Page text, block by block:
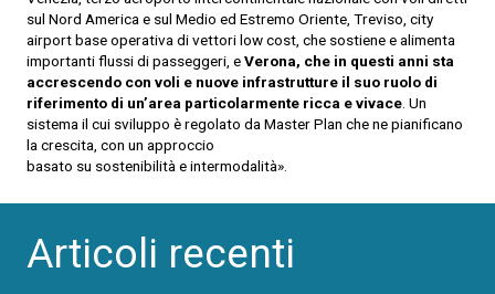
sul Nord America e sul Medio ed Estremo Oriente, Treviso, city
airport base operativa di vettori low cost, che sostiene e alimenta
importanti flussi di passeggeri, eVerona, che in questi anni sta
accrescendo con voli e nuove infrastrutture il suo ruolo di
riferimento di un’area particolarmente ricca e vivace . Un
sistema il cui sviluppo è regolato da Master Plan che ne pianificano
la crescita, con un approccio
basato su sostenibilità e intermodalità».
Articoli recenti